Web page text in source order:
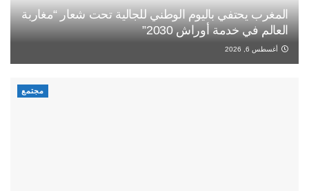
المغرب يحتفي باليوم الوطني للجالية تحت شعار “مغاربة
العالم في خدمة أوراش 2030”
أغسطس 6, 2026
مجتمع